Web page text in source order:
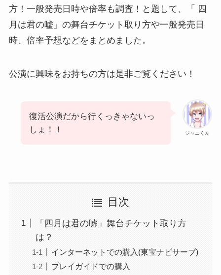
方！一般発売日時や倍率も調査！と題して、「 四
月は君の嘘」の舞台チケット取り方や一般発売日
時、倍率予想などをまとめました。
公演に興味をお持ちの方は是非ご覧ください！
ジャニくん
復活公演だから行くっきゃないっ
しょ！！
目次
「四月は君の嘘」舞台チケット取り方
は？
インターネットでの購入(東宝ナビサーブ)
プレイガイドでの購入